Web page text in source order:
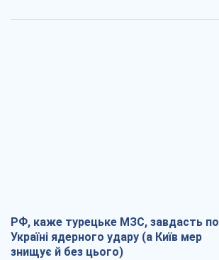
РФ, каже турецьке МЗС, завдасть по
Україні ядерного удару (а Київ мер
знищує й без цього)